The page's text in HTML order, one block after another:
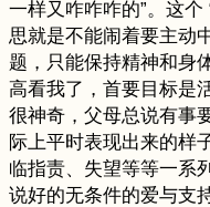
一样又咋咋咋的”。这
思就是不能闹着要主动
题，只能保持精神和身
高看我了，首要目标是
很神奇，父母总说有事
际上平时表现出来的样
临指责、失望等等一系
说好的无条件的爱与支